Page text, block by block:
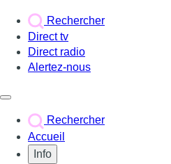
Rechercher
Direct tv
Direct radio
Alertez-nous
Rechercher
Accueil
Info